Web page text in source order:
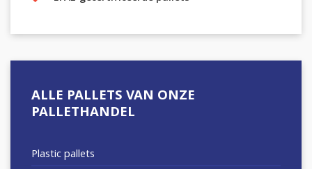
ALLE PALLETS VAN ONZE
PALLETHANDEL
Plastic pallets